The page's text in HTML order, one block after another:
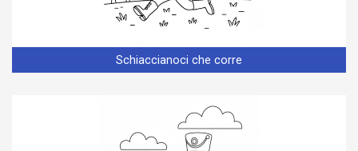
Schiaccianoci che corre